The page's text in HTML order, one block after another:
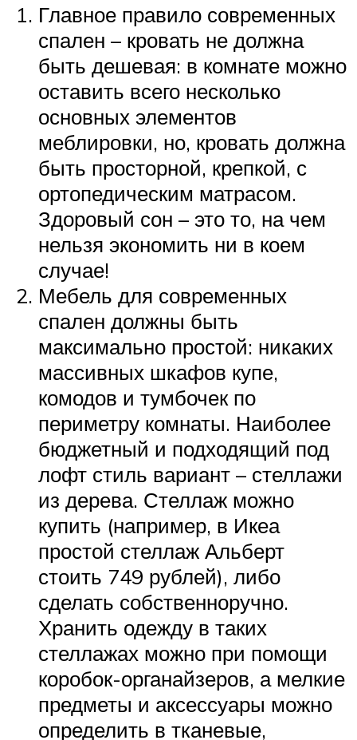
Главное правило современных
спален – кровать не должна
быть дешевая: в комнате можно
оставить всего несколько
основных элементов
меблировки, но, кровать должна
быть просторной, крепкой, с
ортопедическим матрасом.
Здоровый сон – это то, на чем
нельзя экономить ни в коем
случае!
Мебель для современных
спален должны быть
максимально простой: никаких
массивных шкафов купе,
комодов и тумбочек по
периметру комнаты. Наиболее
бюджетный и подходящий под
лофт стиль вариант – стеллажи
из дерева. Стеллаж можно
купить (например, в Икеа
простой стеллаж Альберт
стоить 749 рублей), либо
сделать собственноручно.
Хранить одежду в таких
стеллажах можно при помощи
коробок-органайзеров, а мелкие
предметы и аксессуары можно
определить в тканевые,